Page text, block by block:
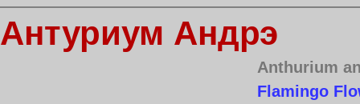
Антуриум Андрэ
Anthurium
Flamingo